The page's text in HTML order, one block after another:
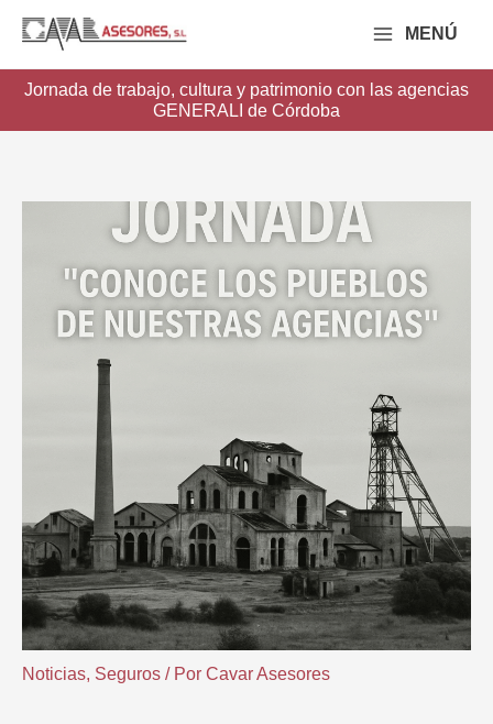
contenido
MENÚ
Jornada de trabajo, cultura y patrimonio con las agencias
GENERALI de Córdoba
Noticias, Seguros / Por Cavar Asesores